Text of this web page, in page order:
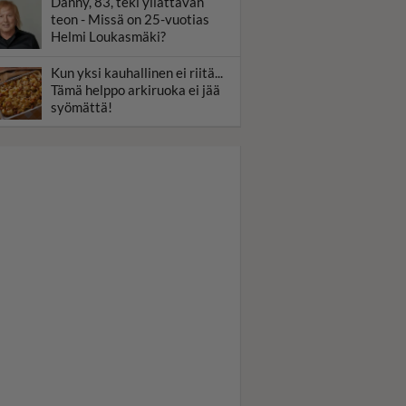
teon - Missä on 25-vuotias
Helmi Loukasmäki?
Kun yksi kauhallinen ei riitä...
Tämä helppo arkiruoka ei jää
syömättä!